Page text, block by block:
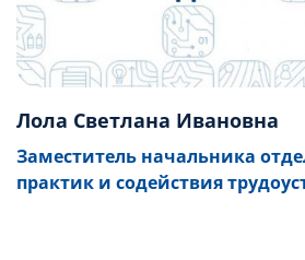
Лола Светлана Ивановна
Заместитель начальника
практик и содействия